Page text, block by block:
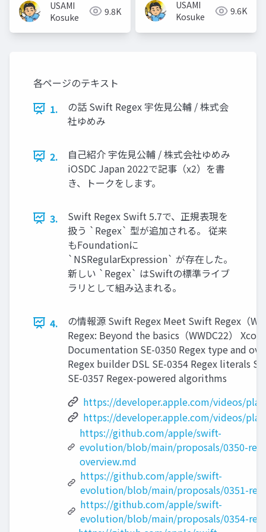
USAMI
Kosuke
9.8K
USAMI
Kosuke
9.6K
各ページのテキスト
1.
の話 Swift Regex 宇佐見公輔 / 株式会
社ゆめみ
2.
自己紹介 宇佐見公輔 / 株式会社ゆめみ
iOSDC Japan 2022で記事（x2）を書
き、トークをします。
3.
Swift Regex Swift 5.7で、正規表現を
扱う `Regex` 型が追加される。 従来
もFoundationに
`NSRegularExpression` が存在した。
新しい `Regex` はSwiftの標準ライブ
ラリとして組み込まれる。
4.
の情報源 Swift Regex Meet Swift Regex（
Regex: Beyond the basics（WWDC22）
Documentation SE-0350 Regex type and
Regex builder DSL SE-0354 Regex literals
SE-0357 Regex-powered algorithms
https://developer.apple.com/videos/
https://developer.apple.com/videos/
https://github.com/apple/swift-
evolution/blob/main/proposals/0350-
overview.md
https://github.com/apple/swift-
evolution/blob/main/proposals/0351-
https://github.com/apple/swift-
evolution/blob/main/proposals/0354-